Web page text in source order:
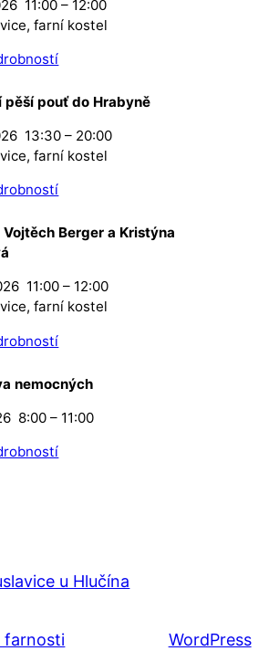
11:00 – 12:00
farní kostel
pěší pouť do Hrabyně
13:30 – 20:00
farní kostel
Berger a Kristýna
11:00 – 12:00
farní kostel
nemocných
8:00 – 11:00
u Hlučína
farnosti WordPress